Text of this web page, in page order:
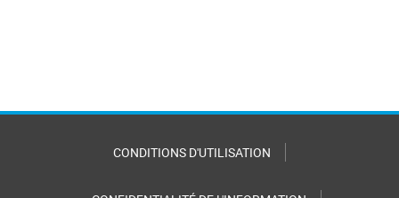
CONDITIONS D'UTILISATION